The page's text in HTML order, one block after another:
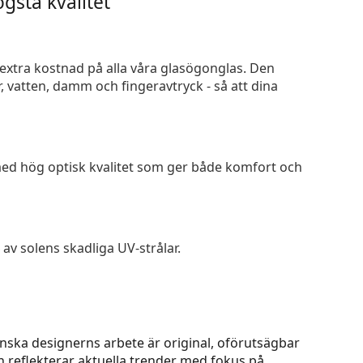
kostnad på alla våra glasögonglas. Den
damm och fingeravtryck - så att dina
hög optisk kvalitet som ger både komfort och
solens skadliga UV-strålar.
designerns arbete är original, oförutsägbar